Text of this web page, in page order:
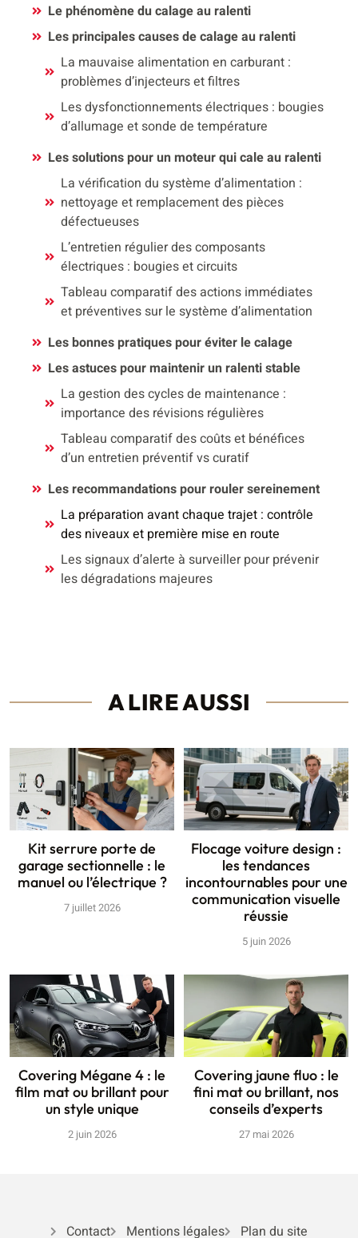
Le phénomène du calage au ralenti
Les principales causes de calage au ralenti
La mauvaise alimentation en carburant :
problèmes d’injecteurs et filtres
Les dysfonctionnements électriques : bougies
d’allumage et sonde de température
Les solutions pour un moteur qui cale au ralenti
La vérification du système d’alimentation :
nettoyage et remplacement des pièces
défectueuses
L’entretien régulier des composants
électriques : bougies et circuits
Tableau comparatif des actions immédiates
et préventives sur le système d’alimentation
Les bonnes pratiques pour éviter le calage
Les astuces pour maintenir un ralenti stable
La gestion des cycles de maintenance :
importance des révisions régulières
Tableau comparatif des coûts et bénéfices
d’un entretien préventif vs curatif
Les recommandations pour rouler sereinement
La préparation avant chaque trajet : contrôle
des niveaux et première mise en route
Les signaux d’alerte à surveiller pour prévenir
les dégradations majeures
A LIRE AUSSI
Kit serrure porte de
garage sectionnelle : le
manuel ou l’électrique ?
7 juillet 2026
Flocage voiture design :
les tendances
incontournables pour une
communication visuelle
réussie
5 juin 2026
Covering Mégane 4 : le
film mat ou brillant pour
un style unique
2 juin 2026
Covering jaune fluo : le
fini mat ou brillant, nos
conseils d’experts
27 mai 2026
Contact Mentions légales Plan du site